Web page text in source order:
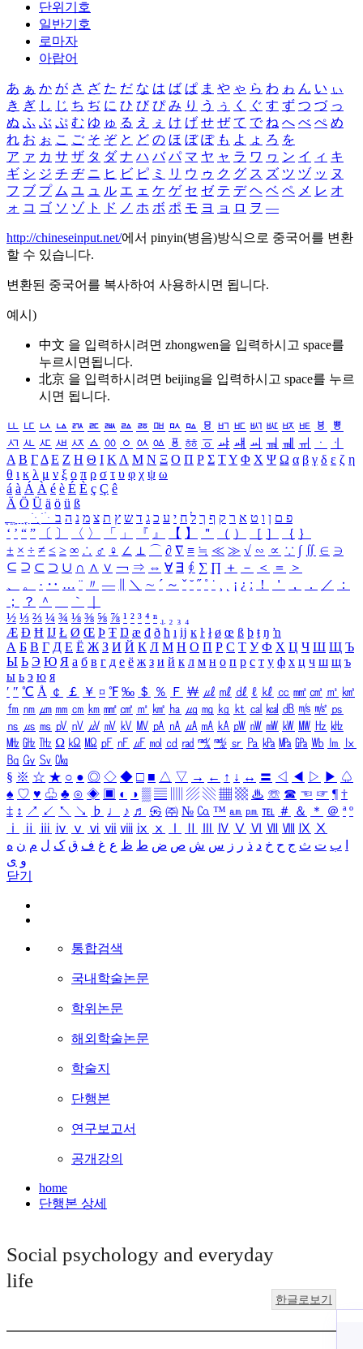
단위기호
일반기호
로마자
아랍어
あ ぁ か が さ ざ た だ な は ば ぱ ま や ゃ ら わ ゎ ん い ぃ
き ぎ し じ ち ぢ に ひ び ぴ み り う ぅ く ぐ す ず つ づ っ
ぬ ふ ぶ ぷ む ゆ ゅ る え ぇ け げ せ ぜ て で ね へ べ ぺ め
れ お ぉ こ ご そ ぞ と ど の ほ ぼ ぽ も よ ょ ろ を
ア ァ カ サ ザ タ ダ ナ ハ バ パ マ ヤ ャ ラ ワ ヮ ン イ ィ キ
ギ シ ジ チ ヂ ニ ヒ ビ ピ ミ リ ウ ゥ ク グ ス ズ ツ ヅ ッ ヌ
フ ブ プ ム ユ ュ ル エ ェ ケ ゲ セ ゼ テ デ ヘ ベ ペ メ レ オ
ォ コ ゴ ソ ゾ ト ド ノ ホ ボ ポ モ ヨ ョ ロ ヲ ―
http://chineseinput.net/에서 pinyin(병음)방식으로 중국어를 변환
할 수 있습니다.
변환된 중국어를 복사하여 사용하시면 됩니다.
예시)
中文 을 입력하시려면 zhongwen을 입력하시고 space를
누르시면됩니다.
北京 을 입력하시려면 beijing을 입력하시고 space를 누르
시면 됩니다.
ㅥ ㅦ ㅧ ㅨ ㅩ ㅪ ㅫ ㅬ ㅭ ㅮ ㅯ ㅰ ㅱ ㅲ ㅳ ㅴ ㅵ ㅶ ㅷ ㅸ
ㅹ
ㅺ ㅻ ㅼ ㅽ ㅾ ㅿ ㆀ ㆁ ㆂ ㆃ ㆄ ㆅ ㆆ ㆇ ㆈ ㆉ ㆊ ㆋ ㆌ ㆍ
ㆎ
Α Β ΓΔ Ε Ζ Η Θ Ι ΚΛ Μ Ν Ξ Ο Π Ρ Σ ΤΥ Φ Χ Ψ Ω α β γ δ ε ζ η
θ ι κ λ μ ν ξ ο π ρ σ τ υ φ χ ψ ω
á à Á À é è É È ç Ç ê
Ä Ö Ü ä ö ü ß
ִֶֹ ֻּ ׁׂ פ ם ן ו ט א ר ק ף ך ל ח י ע כ ג ד ש ץ ת צ מ נ ה ב
‘ ’ “ ” 〔 〕 〈 〉 「 」 『 』 【 】 ＂ （ ） ［ ］ ｛ ｝
± × ÷ ≠ ≤ ≥ ∞ ∴ ♂ ♀ ∠ ⊥ ⌒ ∂ ∇ ≡ ≒ ≪ ≫ √ ∽ ∝ ∵ ∫ ∬ ∈ ∋
⊆ ⊇ ⊂ ⊃ ∪ ∩ ∧ ∨ ￢ ⇒ ⇔ ∀ ∃ ∮ ∑ ∏ ＋ － ＜ ＝
＞
、
。 · ‥ … ¨ 〃 ― ＼ ∼ ´ ～ ˇ ˘ ˝ ˚ ˙ ¸ ¡ ¿ ː ！ ＇ ， ． ／
：
；
？ ＾ ｀
½ ⅓ ⅔ ¼ ¾ ⅛ ⅜ ⅝ ⅞ ¹ ² ³ ⁴ ⁿ ₁ ₂ ₃ ₄
Æ Ð Ħ Ĳ Ł Ø Œ Þ Ŧ Ŋ æ đ ð ħ ı ĳ ĸ ŀ ł ø œ ß þ ŧ ŋ ŉ
А Б В Г Д Е Ё Ж З И Й К Л М Н О П Р С Т У Ф Х Ц Ч Ш Щ Ъ
Ы Ь Э Ю Я а б в г д е ё ж з и й к л м н о п р с т у ф х ц ч ш щ ъ
ы ь э ю я
′ ″ ℃ Å ￠ ￡ ￥ ¤ ℉ ‰ ＄ ％ Ｆ ￦ ㎕ ㎖ ㎗ ℓ ㎘ ㏄ ㎣ ㎤ ㎥ ㎦
㎙ ㎚ ㎛ ㎜ ㎝ ㎞ ㎟ ㎠ ㎡ ㎢ ㏊ ㎍ ㎎ ㎏ ㏏ ㎈ ㎉ ㏈ ㎧ ㎨ ㎰
㎱ ㎲ ㎳ ㎴ ㎵ ㎶ ㎷ ㎸ ㎹ ㎀ ㎁ ㎂ ㎃ ㎄ ㎺ ㎻ ㎽ ㎾ ㎿ ㎐ ㎑
㎒ ㎓ ㎔ Ω ㏀ ㏁ ㎊ ㎋ ㎌ ㏖ ㏅ ㎭ ㎮ ㎯ ㏛ ㎩ ㎪ ㎫ ㎬ ㏝ ㏐
㏓
㏃ ㏉ ㏜ ㏆
§ ※ ☆ ★ ○ ● ◎ ◇ ◆ □ ■ △ ▽ → ← ↑ ↓ ↔ 〓 ◁ ◀ ▷ ▶ ♤
♠ ♡ ♥ ♧ ♣ ⊙ ◈ ▣ ◐ ◑ ▒ ▤ ▨ ▧ ▦ ▩ ♨ ☏ ☎ ☜ ☞ ¶ †
‡ ↕ ↗ ↙ ↖ ↘ ♭ ♩ ♪ ♬ ㉿ ㈜ № ㏇ ™ ㏂ ㏘ ℡ ＃ ＆ ＊ ＠ ª º
ⅰ
ⅱ ⅲ ⅳ ⅴ ⅵ ⅶ ⅷ ⅸ ⅹ Ⅳ Ⅴ Ⅵ Ⅶ Ⅷ Ⅸ Ⅹ
ب ت ث ج ح خ د ذ ر ز س ش ص ض ط ظ ع غ ف ق ک ل م ن ه
و ی
닫기
통합검색
국내학술논문
학위논문
해외학술논문
학술지
단행본
연구보고서
공개강의
home
단행본 상세
Social psychology and everyday
life
한글로보기